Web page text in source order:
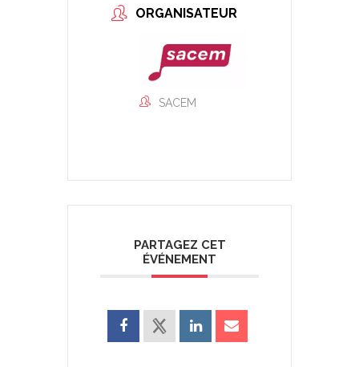
ORGANISATEUR
SACEM
PARTAGEZ CET
ÉVÉNEMENT